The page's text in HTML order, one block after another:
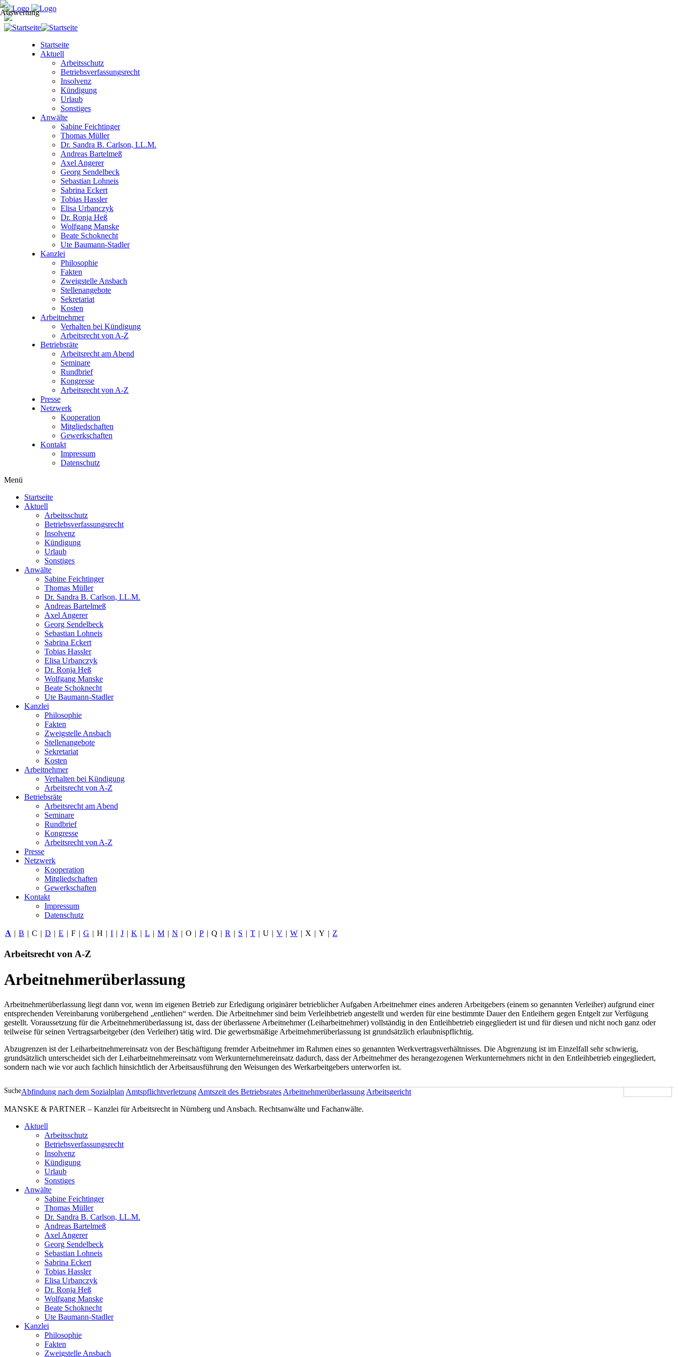
Startseite
Aktuell
Arbeitsschutz
Betriebsverfassungsrecht
Insolvenz
Kündigung
Urlaub
Sonstiges
Anwälte
Sabine Feichtinger
Thomas Müller
Dr. Sandra B. Carlson, LL.M.
Andreas Bartelmeß
Axel Angerer
Georg Sendelbeck
Sebastian Lohneis
Sabrina Eckert
Tobias Hassler
Elisa Urbanczyk
Dr. Ronja Heß
Wolfgang Manske
Beate Schoknecht
Ute Baumann-Stadler
Kanzlei
Philosophie
Fakten
Zweigstelle Ansbach
Stellenangebote
Sekretariat
Kosten
Arbeitnehmer
Verhalten bei Kündigung
Arbeitsrecht von A-Z
Betriebsräte
Arbeitsrecht am Abend
Seminare
Rundbrief
Kongresse
Arbeitsrecht von A-Z
Presse
Netzwerk
Kooperation
Mitgliedschaften
Gewerkschaften
Kontakt
Impressum
Datenschutz
Menü
Startseite
Aktuell
Arbeitsschutz
Betriebsverfassungsrecht
Insolvenz
Kündigung
Urlaub
Sonstiges
Anwälte
Sabine Feichtinger
Thomas Müller
Dr. Sandra B. Carlson, LL.M.
Andreas Bartelmeß
Axel Angerer
Georg Sendelbeck
Sebastian Lohneis
Sabrina Eckert
Tobias Hassler
Elisa Urbanczyk
Dr. Ronja Heß
Wolfgang Manske
Beate Schoknecht
Ute Baumann-Stadler
Kanzlei
Philosophie
Fakten
Zweigstelle Ansbach
Stellenangebote
Sekretariat
Kosten
Arbeitnehmer
Verhalten bei Kündigung
Arbeitsrecht von A-Z
Betriebsräte
Arbeitsrecht am Abend
Seminare
Rundbrief
Kongresse
Arbeitsrecht von A-Z
Presse
Netzwerk
Kooperation
Mitgliedschaften
Gewerkschaften
Kontakt
Impressum
Datenschutz
A | B | C | D | E | F | G | H | I | J | K | L | M | N | O | P | Q | R | S | T | U | V | W | X | Y | Z
Arbeitsrecht von A-Z
Arbeitnehmerüberlassung
Arbeitnehmerüberlassung liegt dann vor, wenn im eigenen Betrieb zur Erledigung originärer betrieblicher Aufgaben Arbeitnehmer eines anderen Arbeitgebers (einem so genannten Verleiher) aufgrund einer
entsprechenden Vereinbarung vorübergehend „entliehen“ werden. Die Arbeitnehmer sind beim Verleihbetrieb angestellt und werden für eine bestimmte Dauer den Entleihern gegen Entgelt zur Verfügung
gestellt. Voraussetzung für die Arbeitnehmerüberlassung ist, dass der überlassene Arbeitnehmer (Leiharbeitnehmer) vollständig in den Entleihbetrieb eingegliedert ist und für diesen und nicht noch ganz oder
teilweise für seinen Vertragsarbeitgeber (den Verleiher) tätig wird. Die gewerbsmäßige Arbeitnehmerüberlassung ist grundsätzlich erlaubnispflichtig.
Abzugrenzen ist der Leiharbeitnehmereinsatz von der Beschäftigung fremder Arbeitnehmer im Rahmen eines so genannten Werkvertragsverhältnisses. Die Abgrenzung ist im Einzelfall sehr schwierig,
grundsätzlich unterscheidet sich der Leiharbeitnehmereinsatz vom Werkunternehmereinsatz dadurch, dass der Arbeitnehmer des herangezogenen Werkunternehmers nicht in den Entleihbetrieb eingegliedert,
sondern nach wie vor auch fachlich hinsichtlich der Arbeitsausführung den Weisungen des Werkarbeitgebers unterworfen ist.
SucheAbfindung nach dem Sozialplan Amtspflichtverletzung Amtszeit des Betriebsrates Arbeitnehmerüberlassung Arbeitsgericht
MANSKE & PARTNER – Kanzlei für Arbeitsrecht in Nürnberg und Ansbach. Rechtsanwälte und Fachanwälte.
Aktuell
Arbeitsschutz
Betriebsverfassungsrecht
Insolvenz
Kündigung
Urlaub
Sonstiges
Anwälte
Sabine Feichtinger
Thomas Müller
Dr. Sandra B. Carlson, LL.M.
Andreas Bartelmeß
Axel Angerer
Georg Sendelbeck
Sebastian Lohneis
Sabrina Eckert
Tobias Hassler
Elisa Urbanczyk
Dr. Ronja Heß
Wolfgang Manske
Beate Schoknecht
Ute Baumann-Stadler
Kanzlei
Philosophie
Fakten
Zweigstelle Ansbach